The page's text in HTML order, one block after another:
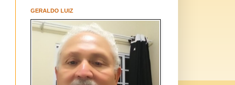
GERALDO LUIZ